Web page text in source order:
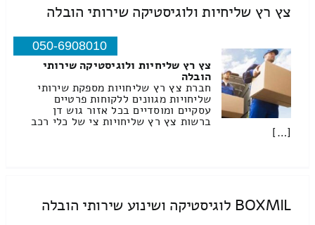
צץ רץ שליחיות ולוגיסטיקה שירותי הובלה
050-6908010
צץ רץ שליחיות ולוגיסטיקה שירותי
הובלה
חברת צץ רץ שליחויות מספקת שירותי
שליחויות מגוונים ללקוחות פרטיים
עסקיים ומוסדיים בכל אזור גוש דן
ברשות צץ רץ שליחויות צי של כלי רכב
[…]
BOXMIL לוגיסטיקה ושינוע שירותי הובלה